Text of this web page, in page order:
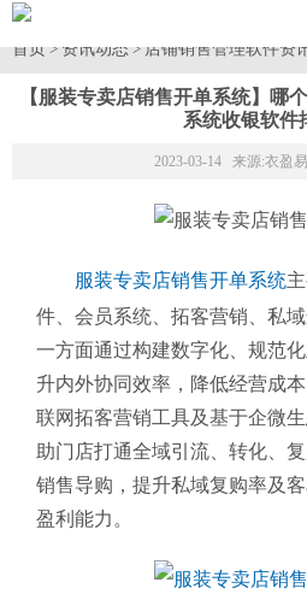
首页>资讯动态>店铺销售管理软件资
【服装专卖店销售开单系统】哪
系统收银软件
2023-03-14 来源:衣盈易
服装专卖店销售开单系统
件、会员系统、拓客营销、私
一方面通过构建数字化、规范
升内外协同效率，降低经营成
联网拓客营销工具及基于企微
助门店打通全域引流、转化、
销售导购，提升私域复购率及
盈利能力。